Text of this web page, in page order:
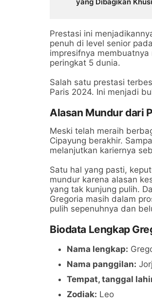
Prestasi ini
penuh di level senior
impresifnya
peringkat 5 dunia.
Salah satu prestasi
Paris 2024. Ini menjadi
Alasan Mundur dari
Meski telah meraih
Cipayung berakhir.
melanjutkan kariernya
Satu hal yang pasti,
mundur karena alasan
yang tak kunjung pulih.
Gregoria masih dalam
pulih sepenuhnya dan
Biodata Lengkap
Nama lengkap:
Nama panggilan:
Tempat, tanggal
Zodiak: Leo